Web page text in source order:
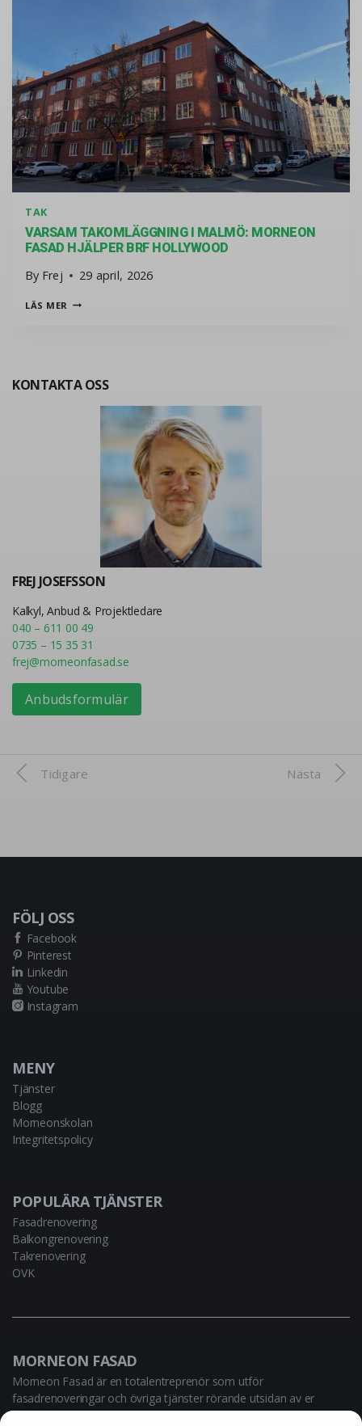
TAK
VARSAM TAKOMLÄGGNING I MALMÖ: MORNEON
FASAD HJÄLPER BRF HOLLYWOOD
By Frej 29 april, 2026
LÄS MER VARSAM TAKOMLÄGGNING I MALMÖ: MORNEON FASAD
KONTAKTA OSS
FREJ JOSEFSSON
Kalkyl, Anbud & Projektledare
040 – 611 00 49
0735 – 15 35 31
frej@morneonfasad.se
Anbudsformulär
Tidigare Nästa
FÖLJ OSS
Facebook
Pinterest
Linkedin
Youtube
Instagram
MENY
Tjänster
Blogg
Morneonskolan
Integritetspolicy
POPULÄRA TJÄNSTER
Fasadrenovering
Balkongrenovering
Takrenovering
OVK
MORNEON FASAD
Morneon Fasad är en totalentreprenör som utför
fasadrenoveringar och övriga tjänster rörande utsidan av er
fastighet.